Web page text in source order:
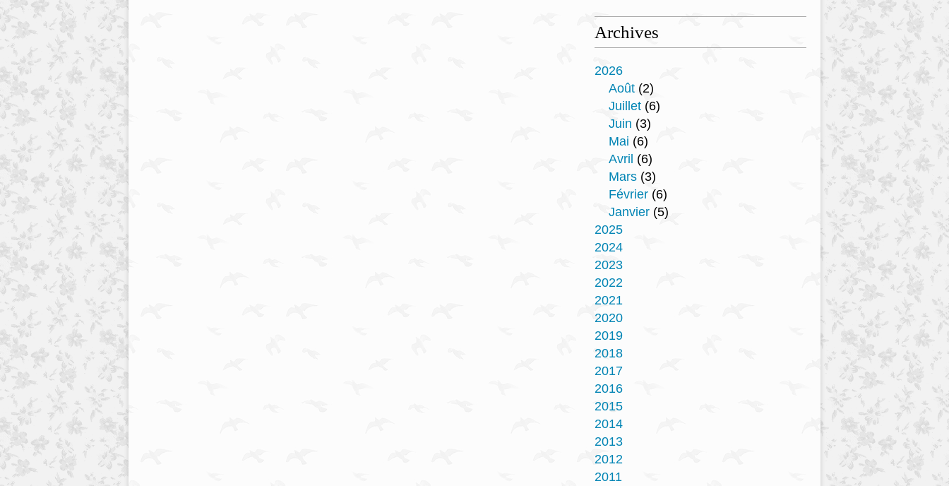
Archives
2026
Août (2)
Juillet (6)
Juin (3)
Mai (6)
Avril (6)
Mars (3)
Février (6)
Janvier (5)
2025
2024
2023
2022
2021
2020
2019
2018
2017
2016
2015
2014
2013
2012
2011